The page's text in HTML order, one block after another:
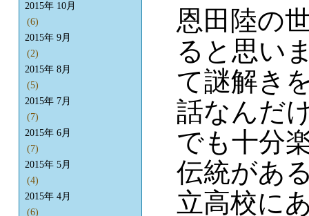
恩田陸の
ると思い
て謎解き
話なんだ
でも十分
伝統があ
立高校に
2015年 10月
(6)
2015年 9月
(2)
2015年 8月
(5)
2015年 7月
(7)
2015年 6月
(7)
2015年 5月
(4)
2015年 4月
(6)